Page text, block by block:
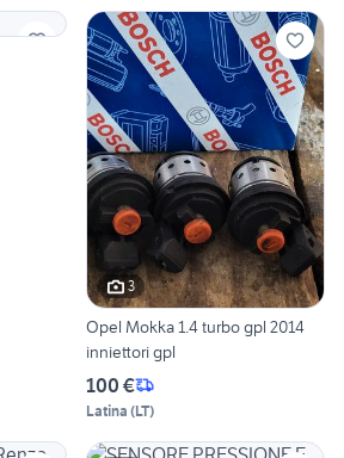
3
Opel Mokka 1.4 turbo gpl 2014
inniettori gpl
100 €
Latina (LT)